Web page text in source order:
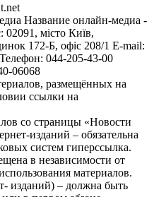
Название онлайн-медиа -
місто Київ,
172-Б, офіс 208/1 E-mail:
Телефон: 044-205-43-00
06068
размещённых на
ссылки на
со страницы «Новости
изданий – обязательна
систем гиперссылка.
в независимости от
материалов.
изданий) – должна быть